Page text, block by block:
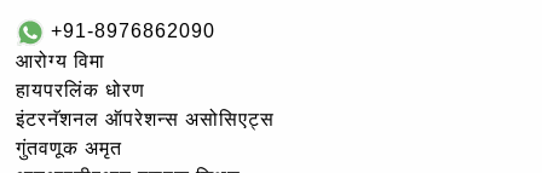
+91-8976862090
आरोग्य विमा
हायपरलिंक धोरण
इंटरनॅशनल ऑपरेशन्स असोसिएट्स
गुंतवणूक अमृत